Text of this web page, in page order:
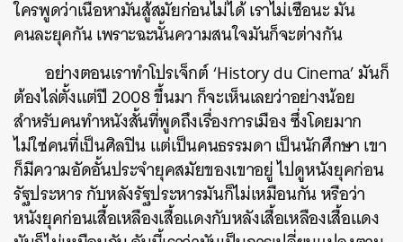
ใครพูดว่าเนื้อหามันสู้สมัยก่อนไม่ได้ เราไม่เชื่อนะ มัน
คนละยุคกัน เพราะฉะนั้นความสนใจมันก็จะต่างกัน
อย่างตอนเราทำโปรเจ็กต์ ‘History du Cinema’ มันก็
ต้องไล่ตั้งแต่ปี 2008 ขึ้นมา ก็จะเห็นเลยว่าอย่างน้อย
สำหรับคนทำหนังสั้นที่พูดถึงเรื่องการเมือง ซึ่งโดยมาก
ไม่ใช่คนที่เป็นศิลปิน แต่เป็นคนธรรมดา เป็นนักศึกษา เขา
ก็มีความอัดอั้นประจำยุคสมัยของเขาอยู่ ไปดูหนังยุคก่อน
รัฐประหาร กับหลังรัฐประหารมันก็ไม่เหมือนกัน หรือว่า
หนังยุคก่อนเสื้อเหลืองเสื้อแดงกับหลังเสื้อเหลืองเสื้อแดง